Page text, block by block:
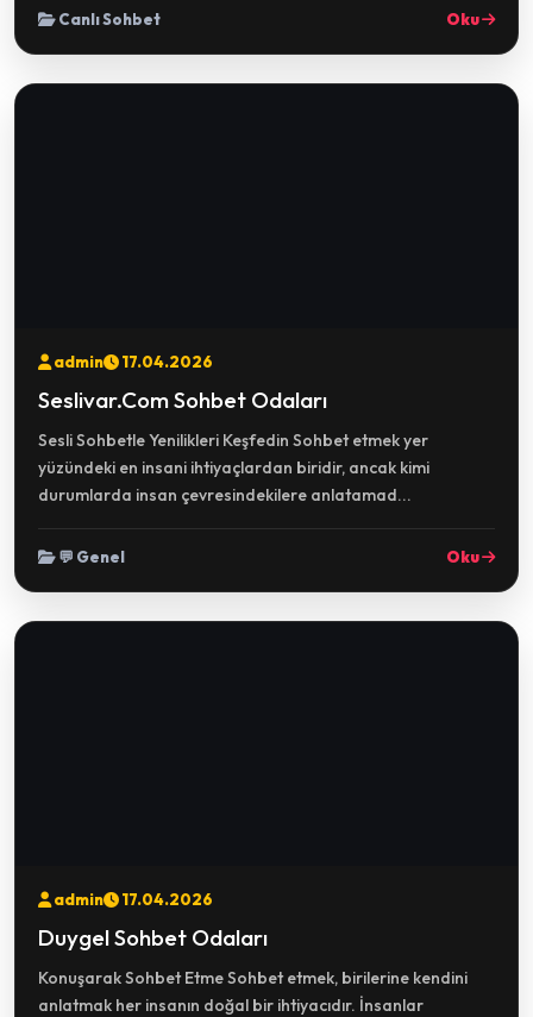
Canlı Sohbet Oku
admin 17.04.2026
Seslivar.Com Sohbet Odaları
Sesli Sohbetle Yenilikleri Keşfedin Sohbet etmek yer
yüzündeki en insani ihtiyaçlardan biridir, ancak kimi
durumlarda insan çevresindekilere anlatamad...
💬 Genel Oku
admin 17.04.2026
Duygel Sohbet Odaları
Konuşarak Sohbet Etme Sohbet etmek, birilerine kendini
anlatmak her insanın doğal bir ihtiyacıdır. İnsanlar